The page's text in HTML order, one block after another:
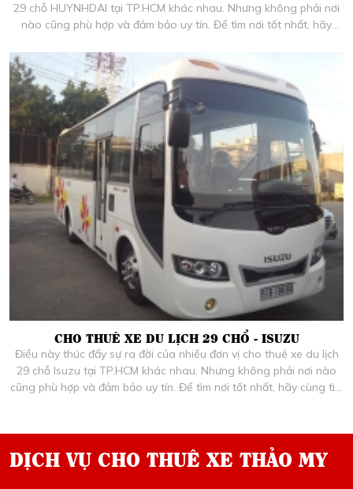
29 chỗ HUYNHDAI tại TP.HCM khác nhau. Nhưng không phải nơi
nào cũng phù hợp và đảm bảo uy tín. Để tìm nơi tốt nhất, hãy
CHO THUÊ XE DU LỊCH 29 CHỔ - ISUZU
Điều này thúc đẩy sự ra đời của nhiều đơn vị cho thuê xe du lịch
29 chỗ Isuzu tại TP.HCM khác nhau. Nhưng không phải nơi nào
cũng phù hợp và đảm bảo uy tín. Để tìm nơi tốt nhất, hãy cùng tìm
DỊCH VỤ CHO THUÊ XE THẢO MY